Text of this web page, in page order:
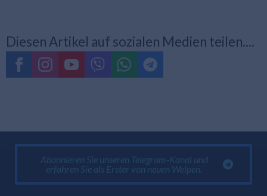
Diesen Artikel auf sozialen Medien teilen....
Abonnieren Sie unseren Telegram-Kanal und
erfahren Sie als Erster von neuen Welpen.